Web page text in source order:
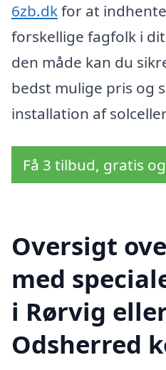
6zb.dkfor at
forskellige fagfolk i
den måde kan du
bedst mulige pris og
installation af
Få 3 tilbud, gratis
Oversigt
med
i Rørvig
Odsherred